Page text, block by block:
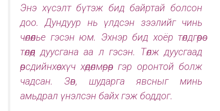
Энэ хүсэлт бүтэж бид байртай болсон
доо. Дундуур нь үлдсэн зээлийг чинь
чөлөөлье гэсэн юм. Эхнэр бид хоёр төлдгөөрөө
төлөөд дуусгана аа л гэсэн. Төлж дуусгаад
өөрсдийнхөө хүч хөдөлмөрөөр гэр оронтой болж
чадсан. Зөв, шударга явсныг минь
амьдрал үнэлсэн байх гэж боддог.